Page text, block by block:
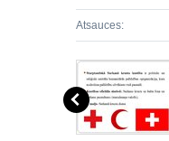
Atsauces: